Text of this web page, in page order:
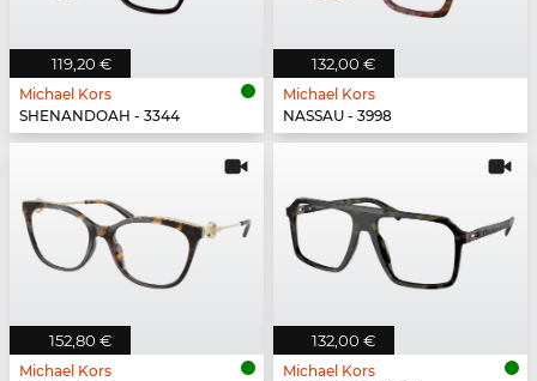
119,20 €
Michael Kors
SHENANDOAH - 3344
132,00 €
Michael Kors
NASSAU - 3998
152,80 €
Michael Kors
132,00 €
Michael Kors